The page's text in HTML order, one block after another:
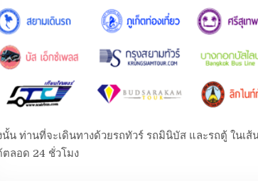
นั้น ท่านที่จะเดินทางด้วยรถทัวร์ รถมินิบัส และรถตู้ ในเ
ตลอด 24 ชั่วโมง